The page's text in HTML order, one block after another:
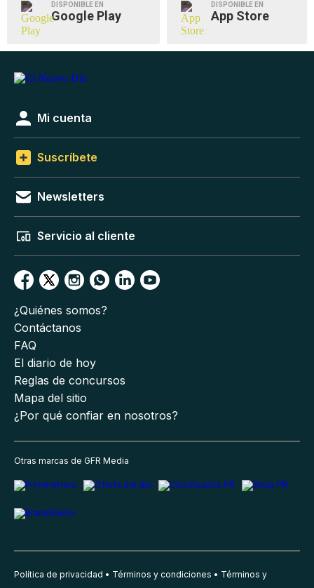
DISPONIBLE EN
Google Play
DISPONIBLE EN
App Store
Mi cuenta
Suscríbete
Newsletters
Servicio al cliente
¿Quiénes somos?
Contáctanos
FAQ
El diario de hoy
Reglas de concursos
Mapa del sitio
¿Por qué confiar en nosotros?
Otras marcas de GFR Media
Política de privacidad Términos y condiciones
Términos y